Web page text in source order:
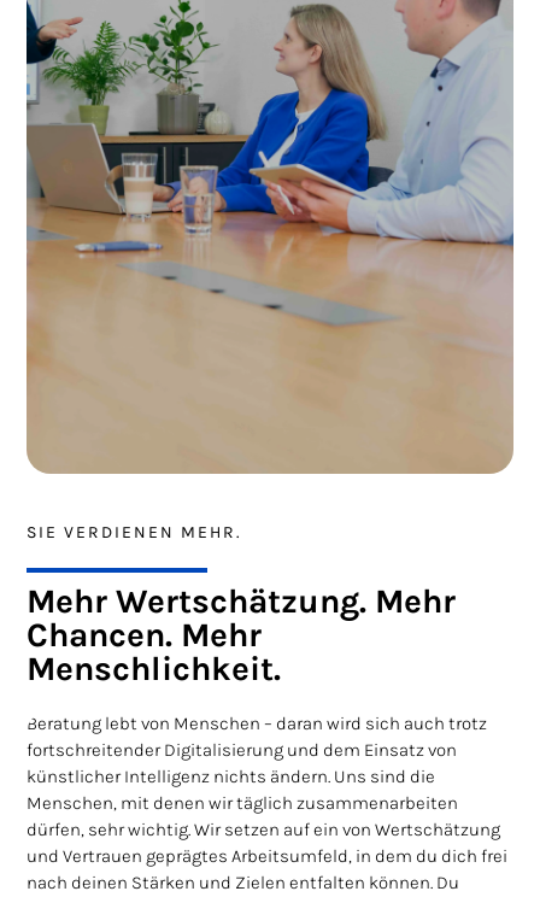
WIRTSCHAFTS­PRÜFUNG
SIE VERDIENEN MEHR.
Mehr Wertschätzung. Mehr
Chancen. Mehr
Menschlichkeit.
Beratung lebt von Menschen – daran wird sich auch trotz
fortschreitender Digitalisierung und dem Einsatz von
künstlicher Intelligenz nichts ändern. Uns sind die
Menschen, mit denen wir täglich zusammenarbeiten
dürfen, sehr wichtig. Wir setzen auf ein von Wertschätzung
und Vertrauen geprägtes Arbeitsumfeld, in dem du dich frei
nach deinen Stärken und Zielen entfalten können. Du